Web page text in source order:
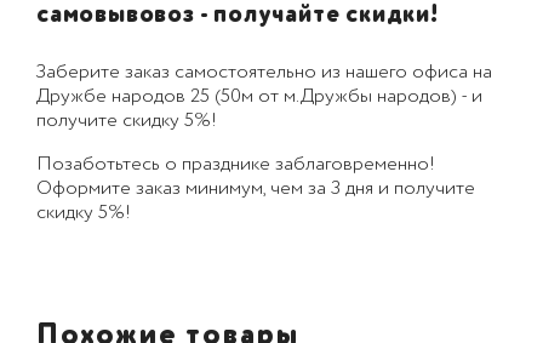
самовывовоз - получайте скидки!
Заберите заказ самостоятельно из нашего офиса на
Дружбе народов 25 (50м от м.Дружбы народов) - и
получите скидку 5%!
Позаботьтесь о празднике заблаговременно!
Оформите заказ минимум, чем за 3 дня и получите
скидку 5%!
Похожие товары